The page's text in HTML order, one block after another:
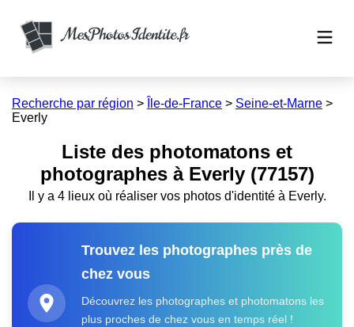
Recherche par région > Île-de-France > Seine-et-Marne >
Everly
Liste des photomatons et
photographes à Everly (77157)
Il y a 4 lieux où réaliser vos photos d'identité à Everly.
Trouvez les photographes près de
chez vous
Découvrez les photographes et photomatons les
plus proches de chez vous en temps réel !